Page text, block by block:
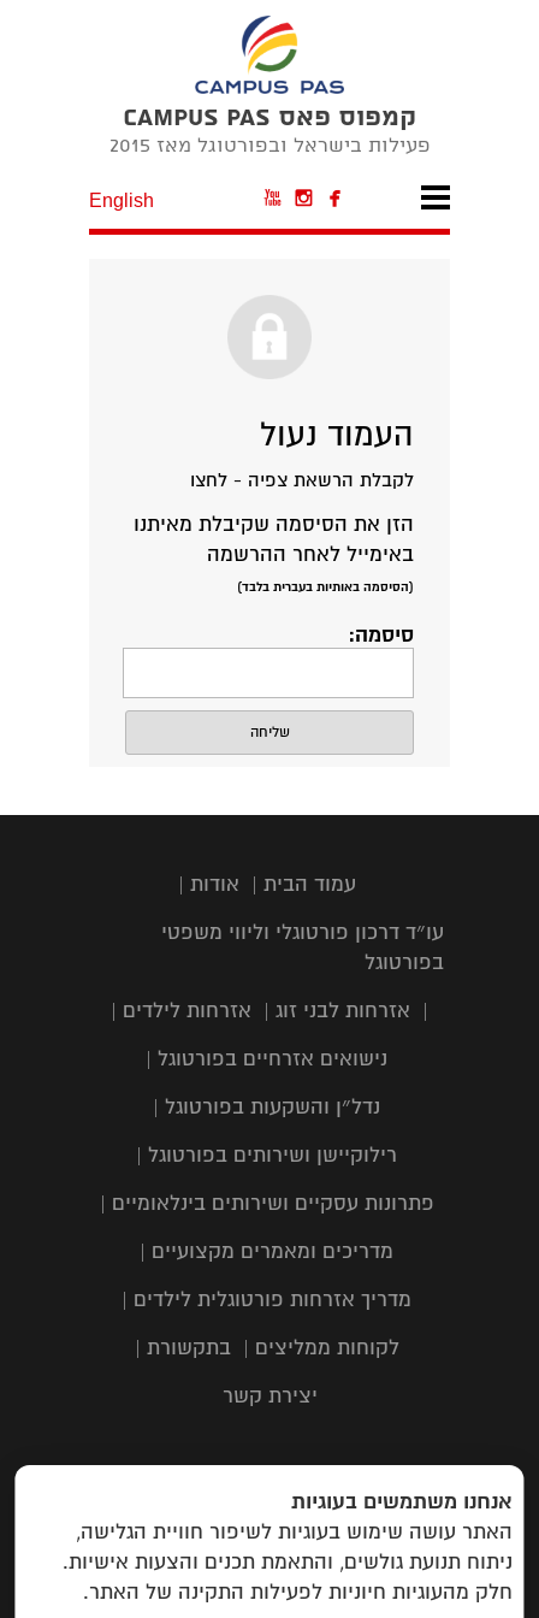
קמפוס פאס CAMPUS PAS
פעילות בישראל ובפורטוגל מאז 2015
English 


העמוד נעול
לקבלת הרשאת צפיה - לחצו
הזן את הסיסמה שקיבלת מאיתנו
באימייל לאחר ההרשמה
(הסיסמה באותיות בעברית בלבד)
סיסמה:
עמוד הבית | אודות |
עו״ד דרכון פורטוגלי וליווי משפטי
בפורטוגל
|
אזרחות לבני זוג | אזרחות לילדים |
נישואים אזרחיים בפורטוגל |
נדל״ן והשקעות בפורטוגל |
רילוקיישן ושירותים בפורטוגל |
פתרונות עסקיים ושירותים בינלאומיים |
מדריכים ומאמרים מקצועיים |
מדריך אזרחות פורטוגלית לילדים |
לקוחות ממליצים | בתקשורת |
יצירת קשר
כתובת: תבור 116, שוהם | טלפון:
6323303| מייל:
info@campuspas.com
Campus EU: rua do aleixo 259
אנחנו משתמשים בעוגיות
האתר עושה שימוש בעוגיות לשיפור חוויית הגלישה,
ניתוח תנועת גולשים, והתאמת תכנים והצעות אישיות.
חלק מהעוגיות חיוניות לפעילות התקינה של האתר.